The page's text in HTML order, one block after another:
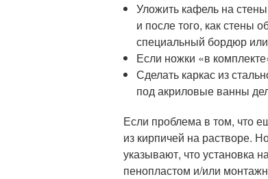
Уложить кафель на
и после того, как стены
специальный бордюр
Если ножки «в
Сделать каркас из
под акриловые ванны
Если проблема в том, что
из кирпичей на растворе.
указывают, что установка
пенопластом и/или